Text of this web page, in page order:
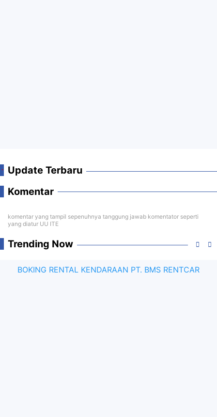
Update Terbaru
Komentar
komentar yang tampil sepenuhnya tanggung jawab komentator seperti
yang diatur UU ITE
Trending Now
BOKING RENTAL KENDARAAN PT. BMS RENTCAR